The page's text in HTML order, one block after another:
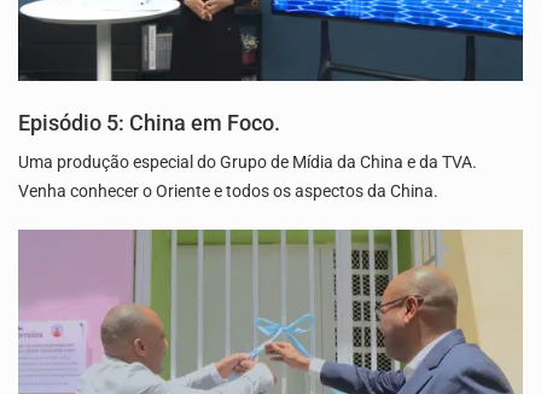
Episódio 5: China em Foco.
Uma produção especial do Grupo de Mídia da China e da TVA.
Venha conhecer o Oriente e todos os aspectos da China.